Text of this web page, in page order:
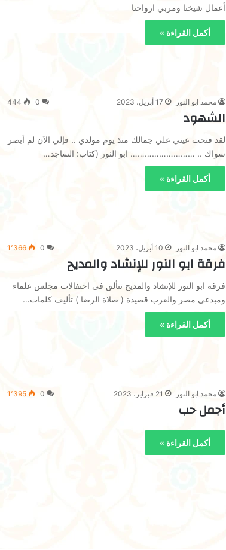
أعمال شيخنا ومربي ارواحنا
أكمل القراءة »
محمد ابو النور 17 أبريل، 2023 0
444
الشهود
لقد فتحت عيني علي جمالك منذ يوم مولدي .. فإلي الآن لم أبصر
سواك .. ……………………… ابو النور (كتاب: الساجد…
أكمل القراءة »
محمد ابو النور 10 أبريل، 2023 0 1٬366
فرقة ابو النور للإنشاد والمديح
فرقة ابو النور للإنشاد والمديح تتألق فى احتفالات مجلس علماء
ومبدعي مصر والعرب قصيدة ( صلاة الرضا ) تأليف كلمات…
أكمل القراءة »
محمد ابو النور 21 فبراير، 2023 0 1٬395
أجمل حب
أكمل القراءة »